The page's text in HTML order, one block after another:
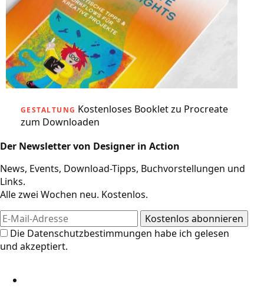
GESTALTUNG Kostenloses Booklet zu Procreate
zum Downloaden
Der Newsletter von Designer in Action
News, Events, Download-Tipps, Buchvorstellungen und
Links.
Alle zwei Wochen neu. Kostenlos.
Die Datenschutzbestimmungen habe ich gelesen
und akzeptiert.